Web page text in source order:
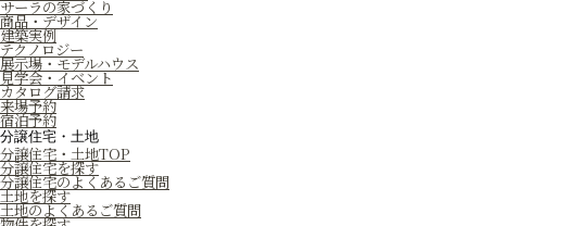
サーラの家づくり
商品・デザイン
建築実例
テクノロジー
展示場・モデルハウス
見学会・イベント
カタログ請求
来場予約
宿泊予約
分譲住宅・土地
分譲住宅・土地TOP
分譲住宅を探す
分譲住宅のよくあるご質問
土地を探す
土地のよくあるご質問